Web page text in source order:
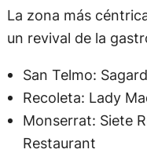
La zona más
un revival de la
San Telmo:
Recoleta: Lady
Monserrat: Siete
Restaurant